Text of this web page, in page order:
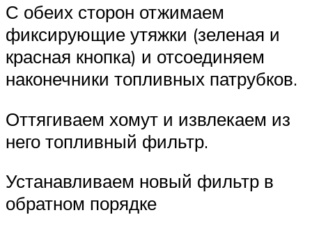
С обеих сторон отжимаем
фиксирующие утяжки (зеленая и
красная кнопка) и отсоединяем
наконечники топливных патрубков.
Оттягиваем хомут и извлекаем из
него топливный фильтр.
Устанавливаем новый фильтр в
обратном порядке